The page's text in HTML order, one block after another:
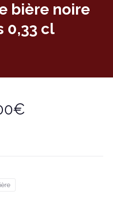
bière noire
0,33 cl